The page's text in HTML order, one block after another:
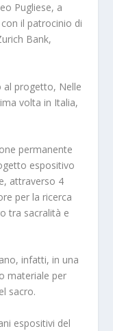
Pugliese, a
il patrocinio di
Bank,
al progetto, Nelle
volta in Italia,
permanente
espositivo
attraverso 4
per la ricerca
tra sacralità e
infatti, in una
materiale per
sacro.
espositivi del